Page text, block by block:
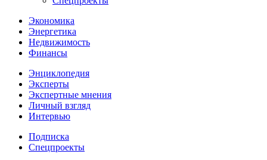
Экономика
Энергетика
Недвижимость
Финансы
Энциклопедия
Эксперты
Экспертные мнения
Личный взгляд
Интервью
Подписка
Спецпроекты